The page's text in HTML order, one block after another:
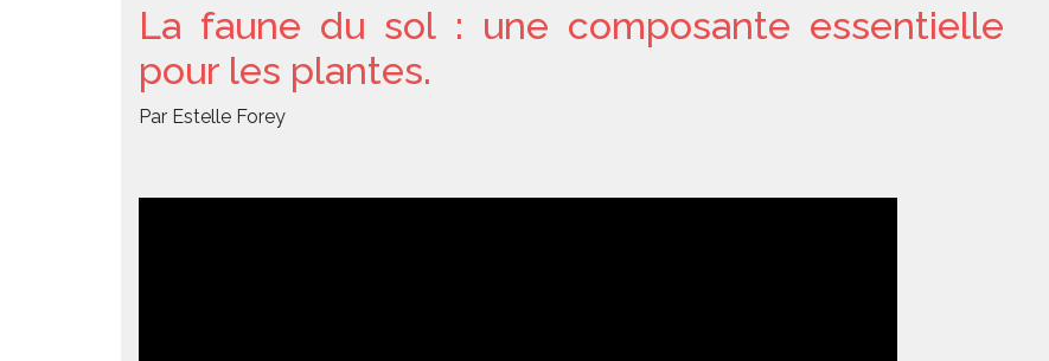
La faune du sol : une composante essentielle
pour les plantes.
Par Estelle Forey